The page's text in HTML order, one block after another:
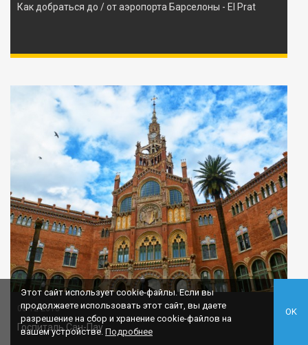
Как добраться до / от аэропорта Барселоны - El Prat
06-12-2018
Госпиталь Сан-Пау
Этот сайт использует cookie-файлы. Если вы
продолжаете использовать этот сайт, вы даете
разрешение на сбор и хранение cookie-файлов на
вашем устройстве. Подробнее
OK